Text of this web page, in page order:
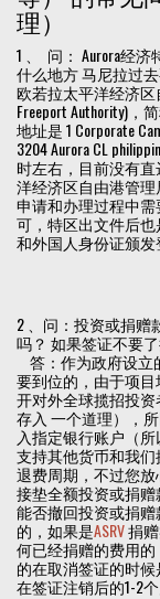
理）
1 、 问： Aurora经
什么地方 马尼拉过
欧若拉太平洋经济区
Freeport Authority)，
地址是 1 Corporate
3204 Aurora CL
时左右，目前没有
洋经济区自由港管
申请和办理过程中
可，特区出文件后
和外国人身份证颁发
2 、问：投资或捐
吗？ 如果签证不要
答：作为政府设立
要到位的，由于项
开对外全球揽招投资
存入 一个道理），
入指定银行账户（
支持其他货币和我
退费周期，不过您
接垫全额投资或捐
能否撤回投资或捐
的，如果是ASRV捐
何已经捐赠的费用的
的在取消签证的时
在签证注销后的1-2